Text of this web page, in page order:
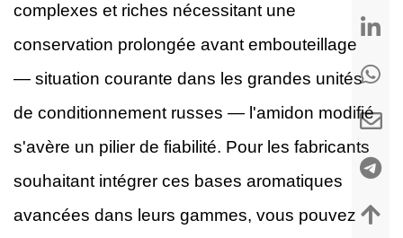
complexes et riches nécessitant une
conservation prolongée avant embouteillage
— situation courante dans les grandes unités
de conditionnement russes — l'amidon modifié
s'avère un pilier de fiabilité. Pour les fabricants
souhaitant intégrer ces bases aromatiques
avancées dans leurs gammes, vous pouvez